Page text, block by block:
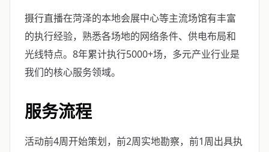
摄行直播在菏泽的本地会展中心等主流场馆有丰富
的执行经验，熟悉各场地的网络条件、供电布局和
光线特点。8年累计执行5000+场，多元产业行业是
我们的核心服务领域。
服务流程
活动前4周开始策划，前2周实地勘察，前1周出具执